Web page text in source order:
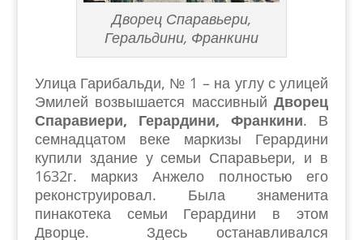
Дворец Спаравьери,
Геральдини, Франкини
Улица Гарибальди, № 1 – на углу с улицей
Эмилей возвышается массивныйДворец
Спаравиери, Герардини, Франкини. В
семнадцатом веке маркизы Герардини
купили здание у семьи Спаравьери, и в
1632г. маркиз Анжело полностью его
реконструировал. Была знаменита
пинакотека семьи Герардини в этом
Дворце. Здесь останавливался